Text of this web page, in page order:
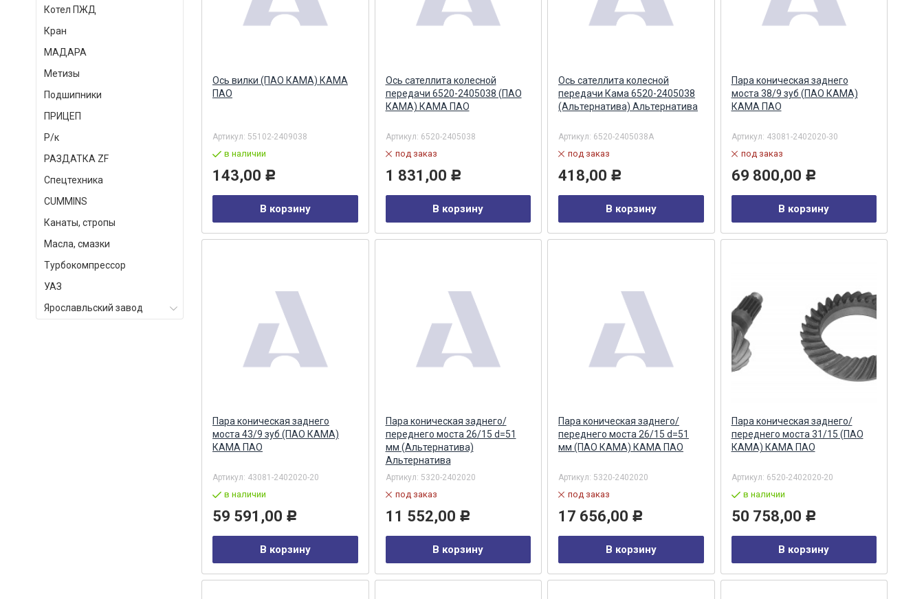
Котел ПЖД
Кран
МАДАРА
Метизы
Подшипники
ПРИЦЕП
Р/к
РАЗДАТКА ZF
Спецтехника
СUMMINS
Канаты, стропы
Масла, смазки
Турбокомпрессор
УАЗ
Ярославльский завод
Ось вилки (ПАО КАМА) КАМА
ПАО
Артикул: 55102-2409038
в наличии
143,00 Р
В корзину
Ось сателлита колесной
передачи 6520-2405038 (ПАО
КАМА) КАМА ПАО
Артикул: 6520-2405038
под заказ
1 831,00 Р
В корзину
Ось сателлита колесной
передачи Кама 6520-2405038
(Альтернатива) Альтернатива
Артикул: 6520-2405038А
под заказ
418,00 Р
В корзину
Пара коническая заднего
моста 38/9 зуб (ПАО КАМА)
КАМА ПАО
Артикул: 43081-2402020-30
под заказ
69 800,00 Р
В корзину
Пара коническая заднего
моста 43/9 зуб (ПАО КАМА)
КАМА ПАО
Артикул: 43081-2402020-20
в наличии
59 591,00 Р
В корзину
Пара коническая заднего/
переднего моста 26/15 d=51
мм (Альтернатива)
Альтернатива
Артикул: 5320-2402020
под заказ
11 552,00 Р
В корзину
Пара коническая заднего/
переднего моста 26/15 d=51
мм (ПАО КАМА) КАМА ПАО
Артикул: 5320-2402020
под заказ
17 656,00 Р
В корзину
Пара коническая заднего/
переднего моста 31/15 (ПАО
КАМА) КАМА ПАО
Артикул: 6520-2402020-20
в наличии
50 758,00 Р
В корзину